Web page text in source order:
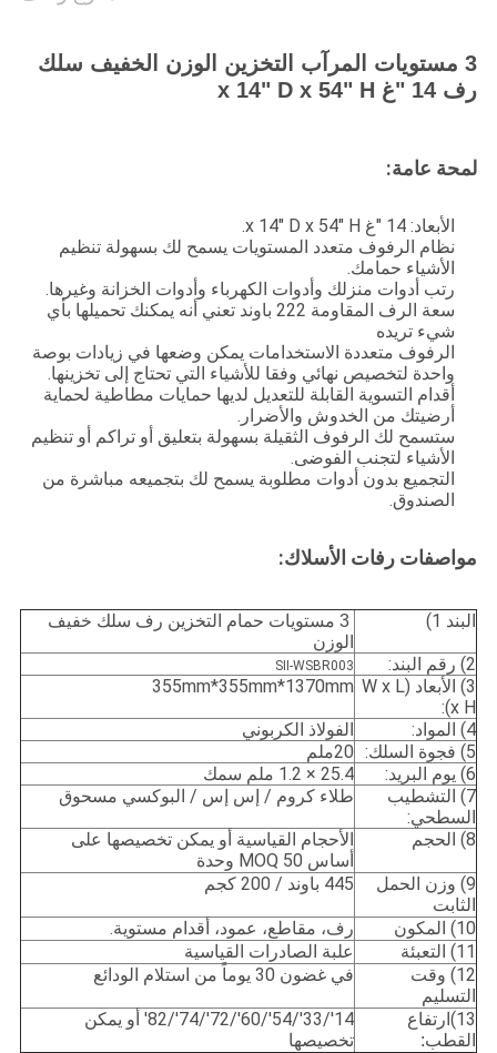
3 مستويات المرآب التخزين الوزن الخفيف سلك
رف 14 "غ x 14" D x 54" H
لمحة عامة:
الأبعاد: 14 "غ x 14" D x 54" H.
نظام الرفوف متعدد المستويات يسمح لك بسهولة تنظيم
الأشياء حمامك.
رتب أدوات منزلك وأدوات الكهرباء وأدوات الخزانة وغيرها.
سعة الرف المقاومة 222 باوند تعني أنه يمكنك تحميلها بأي
شيء تريده
الرفوف متعددة الاستخدامات يمكن وضعها في زيادات بوصة
واحدة لتخصيص نهائي وفقا للأشياء التي تحتاج إلى تخزينها.
أقدام التسوية القابلة للتعديل لديها حمايات مطاطية لحماية
أرضيتك من الخدوش والأضرار.
ستسمح لك الرفوف الثقيلة بسهولة بتعليق أو تراكم أو تنظيم
الأشياء لتجنب الفوضى.
التجميع بدون أدوات مطلوبة يسمح لك بتجميعه مباشرة من
الصندوق.
مواصفات رفات الأسلاك:
البند 1)
3 مستويات حمام التخزين رف سلك خفيف
الوزن
2) رقم البند: SII-WSBR003
3) الأبعاد (W x L
x H):
355mm*355mm*1370mm
4) المواد:
الفولاذ الكربوني
5) فجوة السلك:
20ملم
6) يوم البريد:
25.4 × 1.2 ملم سمك
7) التشطيب
السطحي:
طلاء كروم / إس إس / البوكسي مسحوق
8) الحجم
الأحجام القياسية أو يمكن تخصيصها على
أساس MOQ 50 وحدة
9) وزن الحمل
الثابت
445 باوند / 200 كجم
10) المكون
رف، مقاطع، عمود، أقدام مستوية.
11) التعبئة
علبة الصادرات القياسية
12) وقت
التسليم
في غضون 30 يوماً من استلام الودائع
13) ارتفاع
القطب:
14'/33'/54'/60'/72'/74'/82' أو يمكن
تخصيصها